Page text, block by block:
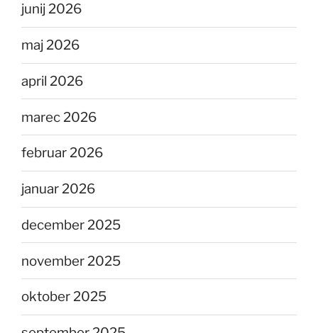
junij 2026
maj 2026
april 2026
marec 2026
februar 2026
januar 2026
december 2025
november 2025
oktober 2025